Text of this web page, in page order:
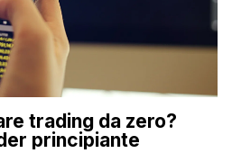
trading da zero?
principiante